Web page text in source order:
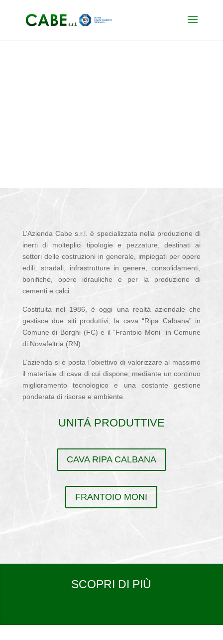
L’Azienda Cabe s.r.l. è specializzata nella produzione di
inerti di molteplici tipologie e pezzature, destinati ai
settori delle costruzioni in generale, impiegati per opere
edili, stradali, infrastrutture in genere, consolidamenti,
bonifiche, opere idrauliche e per la produzione di
cementi e calci.
Costituita nel 1986, è oggi una realtà aziendale che
gestisce due siti produttivi, la cava “Ripa Calbana” in
Comune di Borghi (FC) e il “Frantoio Moni” in Comune
di Novafeltria (RN).
L’azienda si è posta l’obiettivo di valorizzare al massimo
il materiale di cava di cui dispone, mediante un continuo
miglioramento tecnologico e una costante gestione
ponderata di risorse e ambiente.
UNITÁ PRODUTTIVE
CAVA RIPA CALBANA
FRANTOIO MONI
SCOPRI DI PIÙ